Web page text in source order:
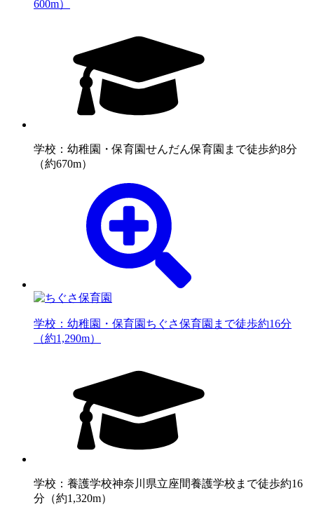
600m）
学校：幼稚園・保育園せんだん保育園まで徒歩約8分
（約670m）
学校：幼稚園・保育園 ちぐさ保育園まで徒歩約16分
（約1,290m）
学校：養護学校神奈川県立座間養護学校まで徒歩約16
分（約1,320m）